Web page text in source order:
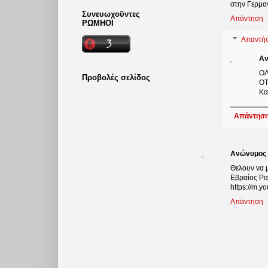
στην
Απάντηση
Ανώνυμος
Θελουν να
Εβραίος
https://
Απάντηση
Συνευωχοῦντες
ΡΩΜΗΟΙ
Προβολές σελίδος